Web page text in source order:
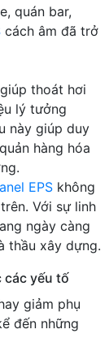
quán bar,
cách âm đã trở
thoát hơi
lý tưởng
này giúp duy
hàng hóa
EPS không
Với sự linh
ngày càng
thầu xây dựng.
các yếu tố
giảm phụ
đến những